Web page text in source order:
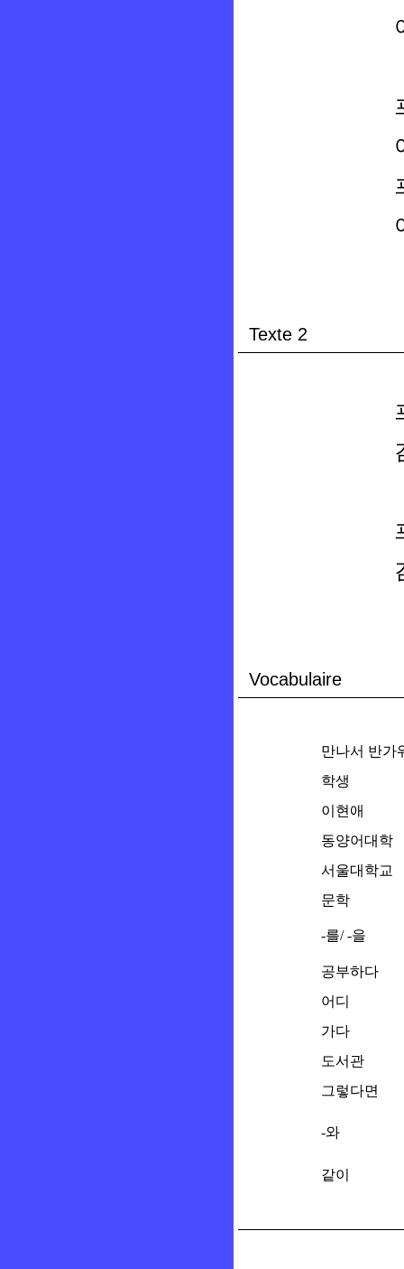
Texte 2
Vocabulaire
만나서 반가
학생
이현애
동양어대학
서울대학교
문학
-를/ -을
공부하다
어디
가다
도서관
그렇다면
-와
같이